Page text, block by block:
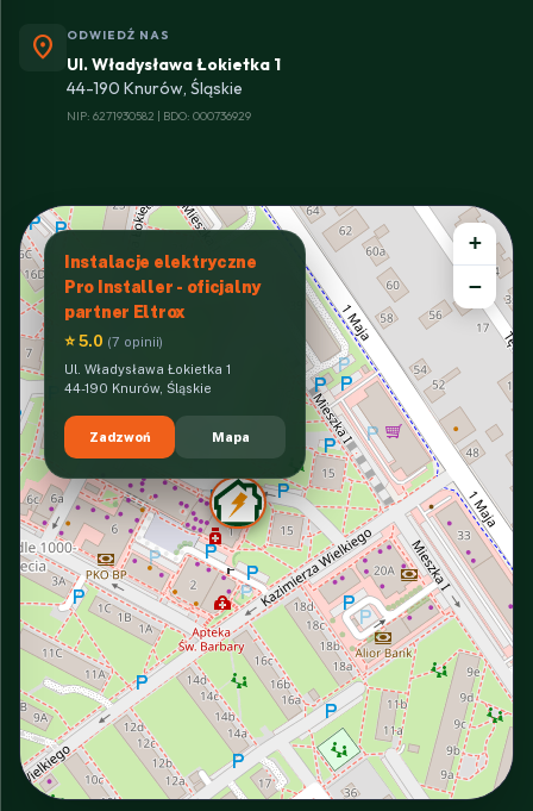
location_on ODWIEDŹ NAS
Ul. Władysława Łokietka 1
44-190 Knurów, Śląskie
NIP: 6271930582 | BDO: 000736929
Instalacje elektryczne
Pro Installer - oficjalny
partner Eltrox
⭐ 5.0 (7 opinii)
Ul. Władysława Łokietka 1
44-190 Knurów, Śląskie
Zadzwoń Mapa
+
−
INTERACTIVE VIEW